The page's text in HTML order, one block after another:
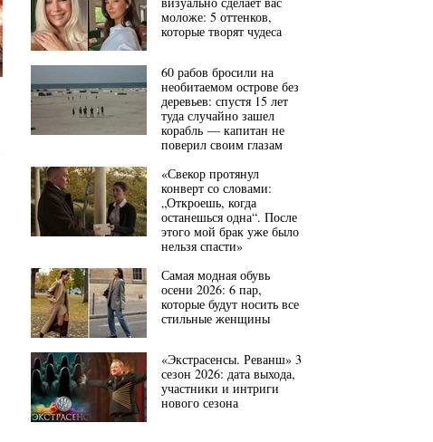
моложе: 5 оттенков,
которые творят чудеса
60 рабов бросили на
необитаемом острове без
деревьев: спустя 15 лет
туда случайно зашел
корабль — капитан не
поверил своим глазам
«Свекор протянул
конверт со словами:
„Откроешь, когда
останешься одна“. После
этого мой брак уже было
нельзя спасти»
Самая модная обувь
осени 2026: 6 пар,
которые будут носить все
стильные женщины
«Экстрасенсы. Реванш» 3
сезон 2026: дата выхода,
участники и интриги
нового сезона